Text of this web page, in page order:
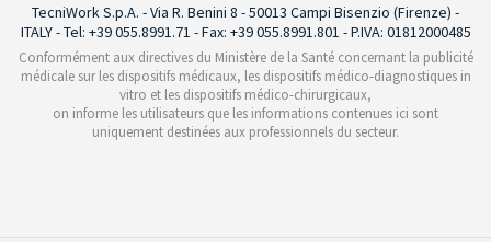
TecniWork S.p.A. - Via R. Benini 8 - 50013 Campi Bisenzio (Firenze) -
ITALY - Tel: +39 055.8991.71 - Fax: +39 055.8991.801 - P.IVA: 01812000485
Conformément aux directives du Ministère de la Santé concernant la publicité
médicale sur les dispositifs médicaux, les dispositifs médico-diagnostiques in
vitro et les dispositifs médico-chirurgicaux,
on informe les utilisateurs que les informations contenues ici sont
uniquement destinées aux professionnels du secteur.